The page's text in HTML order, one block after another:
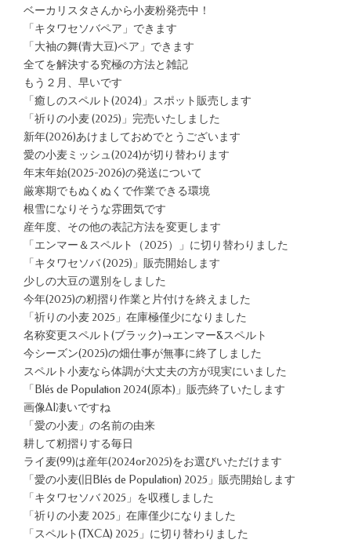
ベーカリスタさんから小麦粉発売中！
「キタワセソバペア」できます
「大袖の舞(青大豆)ペア」できます
全てを解決する究極の方法と雑記
もう２月、早いです
「癒しのスペルト(2024)」スポット販売します
「祈りの小麦 (2025)」完売いたしました
新年(2026)あけましておめでとうございます
愛の小麦ミッシュ(2024)が切り替わります
年末年始(2025-2026)の発送について
厳寒期でもぬくぬくで作業できる環境
根雪になりそうな雰囲気です
産年度、その他の表記方法を変更します
「エンマー＆スペルト（2025）」に切り替わりました
「キタワセソバ (2025)」販売開始します
少しの大豆の選別をしました
今年(2025)の籾摺り作業と片付けを終えました
「祈りの小麦 2025」在庫極僅少になりました
名称変更スペルト(ブラック)→エンマー&スペルト
今シーズン(2025)の畑仕事が無事に終了しました
スペルト小麦なら体調が大丈夫の方が現実にいました
「Blés de Population 2024(原本)」販売終了いたします
画像AI凄いですね
「愛の小麦」の名前の由来
耕して籾摺りする毎日
ライ麦(99)は産年(2024or2025)をお選びいただけます
「愛の小麦(旧Blés de Population) 2025」販売開始します
「キタワセソバ 2025」を収穫しました
「祈りの小麦 2025」在庫僅少になりました
「スペルト(TXCA) 2025」に切り替わりました